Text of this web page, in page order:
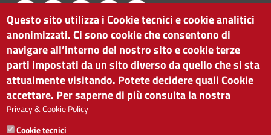
CAMERA DI COMMERCIO DI BOLZANO
via Alto Adige 60 | I-39100 Bolzano
tel. 0471 945 511 |info@camcom.bz.it
Partita IVA: 00376420212
ISTITUTO PER LA PROMOZIONE DELLO
SVILUPPO ECONOMICO
Questo sito utilizza i Cookie tecnici e cookie analitici
anonimizzati. Ci sono cookie che consentono di
navigare all’interno del nostro sito e cookie terze
parti impostati da un sito diverso da quello che si sta
attualmente visitando. Potete decidere quali Cookie
accettare. Per saperne di più consulta la nostra
Privacy & Cookie Policy
Cookie tecnici